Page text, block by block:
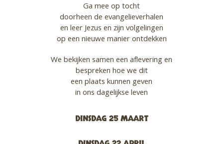
Ga mee op tocht
doorheen de evangelieverhalen
en leer Jezus en zijn volgelingen
op een nieuwe manier ontdekken
We bekijken samen een aflevering en
bespreken hoe we dit
een plaats kunnen geven
in ons dagelijkse leven
DINSDAG 25 MAART